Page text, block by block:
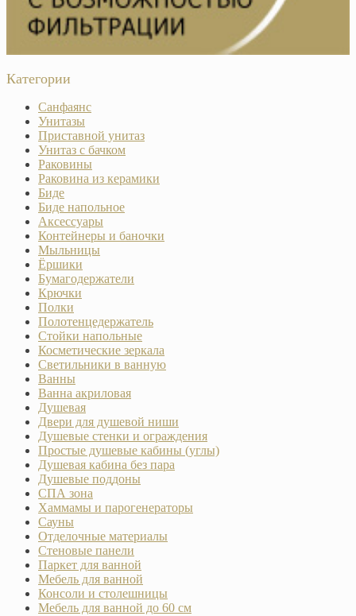
Категории
Санфаянс
Унитазы
Приставной унитаз
Унитаз с бачком
Раковины
Раковина из керамики
Биде
Биде напольное
Аксессуары
Контейнеры и баночки
Мыльницы
Ёршики
Бумагодержатели
Крючки
Полки
Полотенцедержатель
Стойки напольные
Косметические зеркала
Светильники в ванную
Ванны
Ванна акриловая
Душевая
Двери для душевой ниши
Душевые стенки и ограждения
Простые душевые кабины (углы)
Душевая кабина без пара
Душевые поддоны
СПА зона
Хаммамы и парогенераторы
Сауны
Отделочные материалы
Стеновые панели
Паркет для ванной
Мебель для ванной
Консоли и столешницы
Мебель для ванной до 60 см